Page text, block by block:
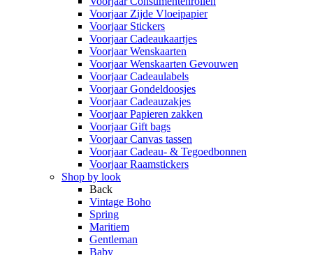
Voorjaar Zijde Vloeipapier
Voorjaar Stickers
Voorjaar Cadeaukaartjes
Voorjaar Wenskaarten
Voorjaar Wenskaarten Gevouwen
Voorjaar Cadeaulabels
Voorjaar Gondeldoosjes
Voorjaar Cadeauzakjes
Voorjaar Papieren zakken
Voorjaar Gift bags
Voorjaar Canvas tassen
Voorjaar Cadeau- & Tegoedbonnen
Voorjaar Raamstickers
Shop by look
Back
Vintage Boho
Spring
Maritiem
Gentleman
Baby